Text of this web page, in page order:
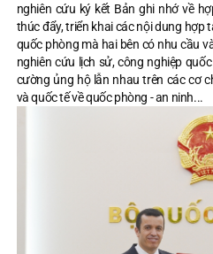
nghiên cứu ký kết Bản ghi nhớ về
thúc đẩy, triển khai các nội dung hợp
quốc phòng mà hai bên có nhu cầu
nghiên cứu lịch sử, công nghiệp
cường ủng hộ lẫn nhau trên các cơ
và quốc tế về quốc phòng - an ninh...